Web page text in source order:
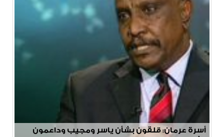
أسرة عرمان: قلقون بشأن ياسر ومجيب وداعمون